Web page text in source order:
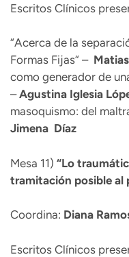
Escritos Clínicos
“Acerca de la
Formas Fijas“ –
como generador de
–Agustina Iglesia
masoquismo: del
Jimena Díaz
Mesa 11) “Lo
tramitación posible al
Coordina: Diana
Escritos Clínicos